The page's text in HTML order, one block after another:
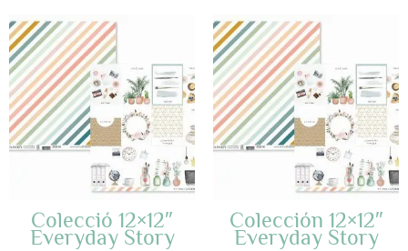
Colecció 12×12″
Everyday Story
Colección 12×12″
Everyday Story